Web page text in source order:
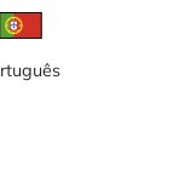
nybyggnation,